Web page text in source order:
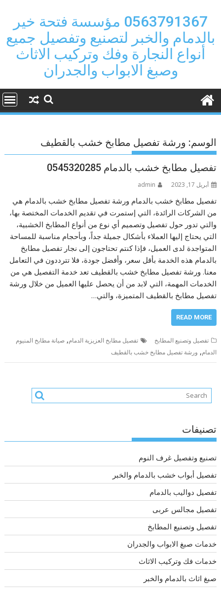
content
0563791367 مؤسسة فتحة خير
بالدمام والخبر لتصنيع وتفصيل جميع
أنواع النجارة وفك وتركيب الاثاث
وصبغ الابواب والجدران
الوسم: ورشة تفصيل مطابخ خشب بالقطيف
تفصيل مطابخ خشب بالدمام 0545320285
أبريل 17, 2023 admin
تفصيل مطابخ خشب بالدمام ورشة تفصيل مطابخ خشب بالدمام هي
من الشركات الرائدة، التي إستمرت في تقديم الخدمات المختصة بها،
والتي تدور حول تفصيل وتصميم أي نوع من أنواع المطابخ الخشبية،
التي يحتاج إليها العملاء بأشكال جميلة جداً، وبأحجام مناسبة للمساحة
المتواجدة لدى العميل، فإذا كنتم تحتاجون إلى نجار تفصيل مطابخ
بالدمام هذه الخدمة بأقل سعر، وأفضل جودة، فلا تترددون في التعامل
معنا. ورشة تفصيل مطابخ خشب بالقطيف تعد خدمة التفصيل هي من
الخدمات المهمة، التي لابد من أن يحصل عليها العميل من خلال ورشة
تفصيل مطابخ بالقطيف المتميزة، والتي…
READ MORE
تفصيل وتصنيع المطابخ تفصيل مطابخ العزيزية الدمام,صيانة مطابخ المنيوم
الدمام, ورشة تفصيل مطابخ خشب بالقطيف
تصنيفات
تصنيع وتفصيل غرف النوم
تفصيل أبواب خشب بالدمام والخبر
تفصيل دواليب بالدمام
تفصيل مجالس عربى
تفصيل وتصنيع المطابخ
خدمات صبغ الابواب والجدران
خدمات فك وتركيب الاثاث
صبغ اثاث بالدمام والخبر